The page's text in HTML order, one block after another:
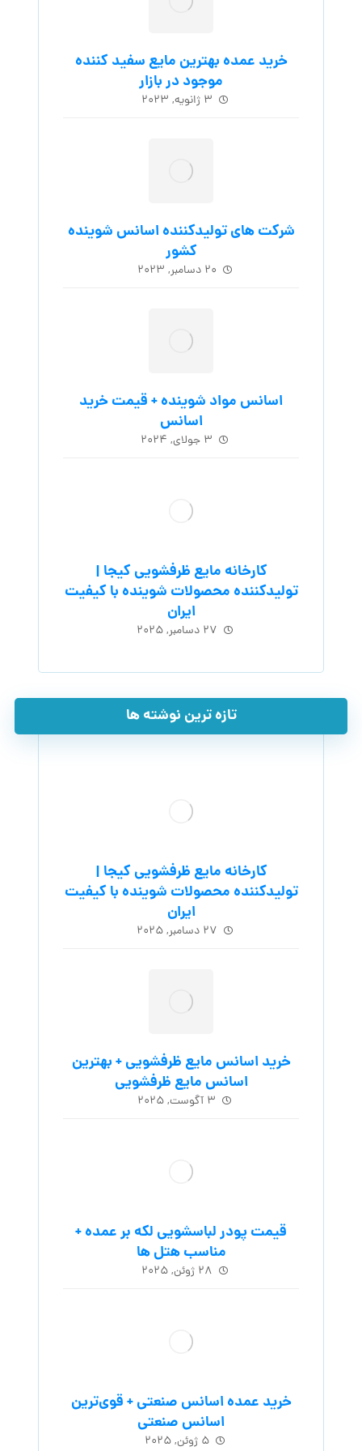
خرید عمده بهترین مایع سفید کننده
موجود در بازار
۳ ژانویه, ۲۰۲۳
شرکت های تولیدکننده اسانس شوینده
کشور
۲۰ دسامبر, ۲۰۲۳
اسانس مواد شوینده + قیمت خرید
اسانس
۳ جولای, ۲۰۲۴
کارخانه مایع ظرفشویی کیجا |
تولیدکننده محصولات شوینده با کیفیت
ایران
۲۷ دسامبر, ۲۰۲۵
تازه ترین نوشته ها
کارخانه مایع ظرفشویی کیجا |
تولیدکننده محصولات شوینده با کیفیت
ایران
۲۷ دسامبر, ۲۰۲۵
خرید اسانس مایع ظرفشویی + بهترین
اسانس مایع ظرفشویی
۳ آگوست, ۲۰۲۵
قیمت پودر لباسشویی لکه بر عمده +
مناسب هتل ها
۲۸ ژوئن, ۲۰۲۵
خرید عمده اسانس صنعتی + قوی‌ترین
اسانس‌ صنعتی
۵ ژوئن, ۲۰۲۵